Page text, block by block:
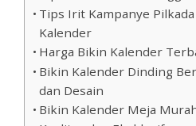
Tips Irit Kampanye
Kalender
Harga Bikin Kalender
Bikin Kalender Dinding
dan Desain
Bikin Kalender Meja